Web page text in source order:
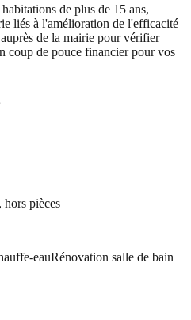
de plus de 15 ans,
liés à l'amélioration de l'efficacité
de la mairie pour vérifier
coup de pouce financier pour vos
hors pièces
eauRénovation salle de bain